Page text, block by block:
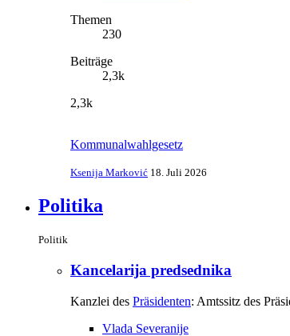
Themen
230
Beiträge
2,3k
2,3k
Kommunalwahlgesetz
Ksenija Marković 18. Juli 2026
Politika
Politik
Kancelarija predsednika
Kanzlei des Präsidenten: Amtssitz des
Vlada Severanije